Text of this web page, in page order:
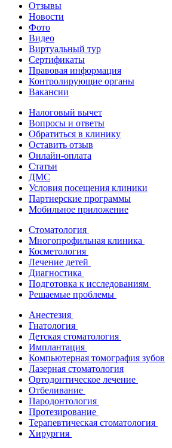
Отзывы
Новости
Фото
Видео
Виртуальный тур
Сертификаты
Правовая информация
Контролирующие органы
Вакансии
Налоговый вычет
Вопросы и ответы
Обратиться в клинику
Оставить отзыв
Онлайн-оплата
Статьи
ДМС
Условия посещения клиники
Партнерские программы
Мобильное приложение
Стоматология
Многопрофильная клиника
Косметология
Лечение детей
Диагностика
Подготовка к исследованиям
Решаемые проблемы
Анестезия
Гнатология
Детская стоматология
Имплантация
Компьютерная томография зубов
Лазерная стоматология
Ортодонтическое лечение
Отбеливание
Пародонтология
Протезирование
Терапевтическая стоматология
Хирургия